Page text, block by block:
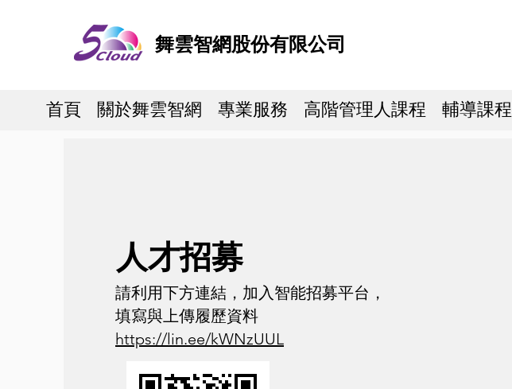
舞雲智網股份有限公司
首頁 關於舞雲智網 專業服務 高階管理人課程 輔導課程
人才招募
請利用下方連結，加入智能招募平台，
填寫與上傳履歷資料
https://lin.ee/kWNzUUL